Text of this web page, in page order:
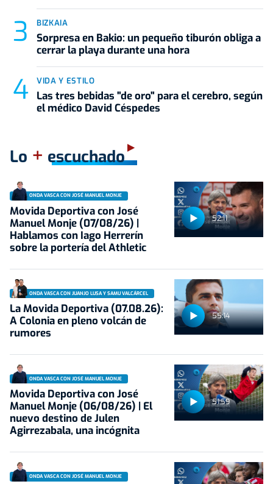
BIZKAIA
Sorpresa en Bakio: un pequeño tiburón obliga a
cerrar la playa durante una hora
VIDA Y ESTILO
Las tres bebidas "de oro" para el cerebro, según
el médico David Céspedes
Lo + escuchado
52:11
ONDA VASCA CON JOSÉ MANUEL MONJE
Movida Deportiva con José
Manuel Monje (07/08/26) |
Hablamos con Iago Herrerín
sobre la portería del Athletic
55:14
ONDA VASCA CON JUANJO LUSA Y SAMU VALCÁRCEL
La Movida Deportiva (07.08.26):
A Colonia en pleno volcán de
rumores
51:59
ONDA VASCA CON JOSÉ MANUEL MONJE
Movida Deportiva con José
Manuel Monje (06/08/26) | El
nuevo destino de Julen
Agirrezabala, una incógnita
ONDA VASCA CON JOSÉ MANUEL MONJE